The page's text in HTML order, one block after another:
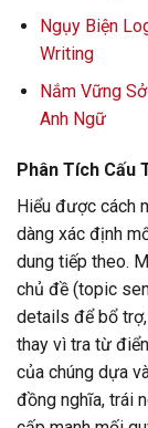
Ngụy Biện
Writing
Nắm Vững
Anh Ngữ
Phân Tích Cấu
Hiểu được cách
dàng xác định
dung tiếp theo.
chủ đề (topic
details để bổ
thay vì tra từ
của chúng dựa
đồng nghĩa, trái